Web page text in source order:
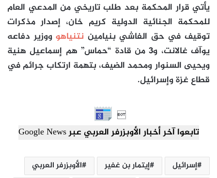
يأتي قرار المحكمة بعد طلب تاريخي من المدعي العام
للمحكمة الجنائية الدولية كريم خان، إصدار مذكرات
توقيف في حق الفاشي بنيامين نتنياهوووزير دفاعه
يوآف غالانت، و3 من قادة “حماس” هم إسماعيل هنية
ويحيى السنوار ومحمد الضيف، بتهمة ارتكاب جرائم في
قطاع غزة وإسرائيل.

تابعوا آخر أخبار الأوبزرفر العربي عبر Google News
إسرائيل إيتمار بن غفير
الأوبزرفر العربي